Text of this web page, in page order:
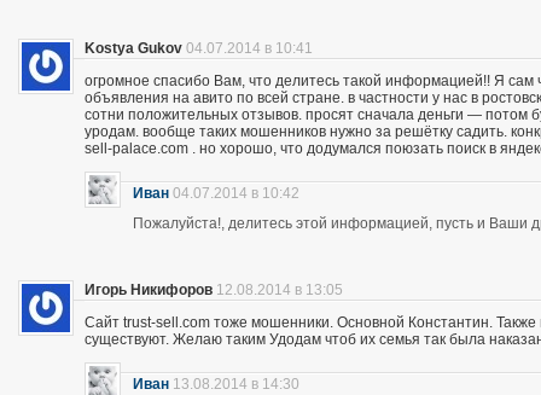
Kostya Gukov 04.07.2014 в 10:41
огромное спасибо Вам, что делитесь такой информацией!! Я
объявления на авито по всей стране. в частности у нас в
сотни положительных отзывов. просят сначала деньги — потом
уродам. вообще таких мошенников нужно за решётку садить.
sell-palace.com . но хорошо, что додумался поюзать поиск в
Иван 04.07.2014 в 10:42
Пожалуйста!, делитесь этой информацией, пусть и Ваши
Игорь Никифоров 12.08.2014 в 13:05
Сайт trust-sell.com тоже мошенники. Основной Константин.
существуют. Желаю таким Удодам чтоб их семья так была
Иван 13.08.2014 в 14:30